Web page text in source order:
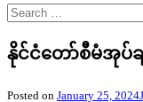
Search
for:
နိုင်ငံတော်စီမံအုပ်ခ
Posted on January 25, 2024